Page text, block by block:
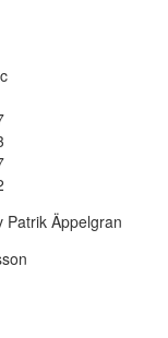
Patrik Äppelgran